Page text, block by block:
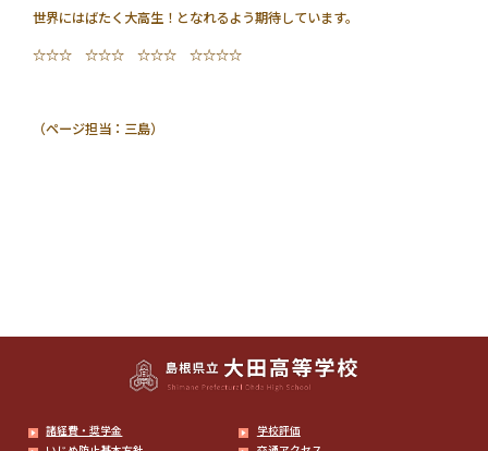
世界にはばたく大高生！となれるよう期待しています。
☆☆☆ ☆☆☆ ☆☆☆ ☆☆☆☆
（ページ担当：三島）
諸経費・奨学金
学校評価